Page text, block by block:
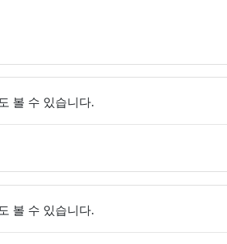
볼 수 있습니다.
볼 수 있습니다.